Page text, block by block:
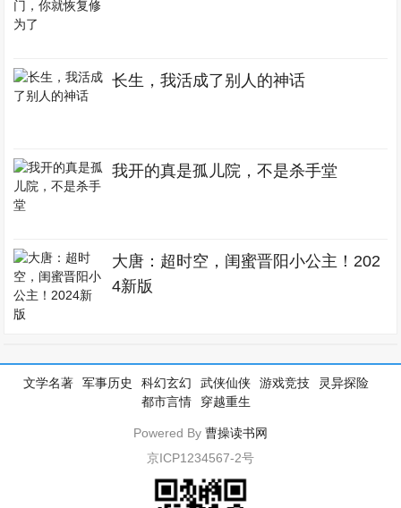
长生，我活成了别人的神话
我开的真是孤儿院，不是杀手堂
大唐：超时空，闺蜜晋阳小公主！202
4新版
文学名著 军事历史 科幻玄幻 武侠仙侠 游戏竞技
灵异探险
都市言情
穿越重生
Powered By 曹操读书网
京ICP1234567-2号